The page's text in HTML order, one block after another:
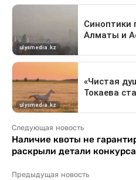
Следующая новость
Наличие квоты не
раскрыли детали конкурса
Предыдущая новость